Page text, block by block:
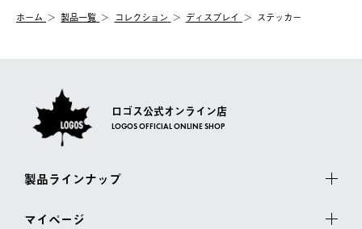
【配送業者】
佐川急便にて配送されます。
一度お手元の商品を返品いただき、ご希望商品を再注文してくだ
ホーム 製品一覧 コレクション ディスプレイ ステッカー
ロゴス公式オンライン店
LOGOS OFFICIAL ONLINE SHOP
製品ラインナップ
マイページ